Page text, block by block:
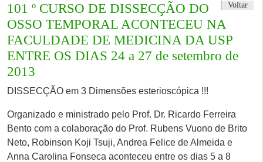
Voltar
101 º CURSO DE DISSECÇÃO DO
OSSO TEMPORAL ACONTECEU NA
FACULDADE DE MEDICINA DA USP
ENTRE OS DIAS 24 a 27 de setembro de
2013
DISSECÇÃO em 3 Dimensões esterioscópica !!!
Organizado e ministrado pelo Prof. Dr. Ricardo Ferreira
Bento com a colaboração do Prof. Rubens Vuono de Brito
Neto, Robinson Koji Tsuji, Andrea Felice de Almeida e
Anna Carolina Fonseca aconteceu entre os dias 5 a 8